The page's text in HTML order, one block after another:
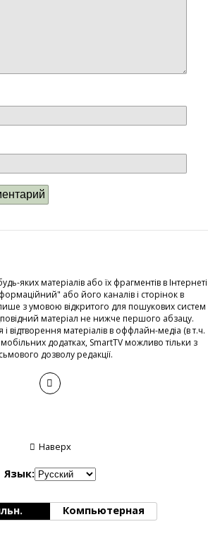
яких матеріалів або їх фрагментів в Інтернеті
або його каналів і сторінок в
з умовою відкритого для пошукових систем
матеріал не нижче першого абзацу.
відтворення матеріалів в оффлайн-медіа (в т.ч.
додатках, SmartTV можливо тільки з
дозволу редакції.
Наверх
Язык:
Компьютерная